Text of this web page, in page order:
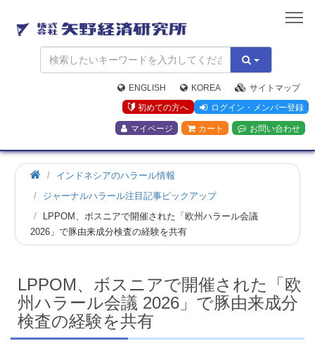
矢
野
経
済
研
究
所
ENGLISH KOREA
サイトマップ
初めての方へ
ログイン・メンバー登録
マイページ カート お問い合わせ
ホ
インドネシアのハラール情報
ジャーナルハラール注目記事ピックアップ
LPPOM、ボスニアで開催された「欧州ハラール会議
2026」で豚由来成分検査の経験を共有
LPPOM、ボスニアで開催された「欧
州ハラール会議 2026」で豚由来成分
検査の経験を共有